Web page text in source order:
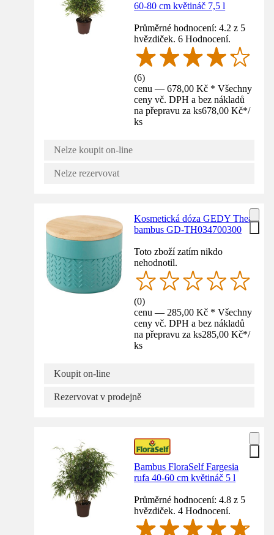
60-80 cm květináč 7,5 l
Průměrné hodnocení: 4.2 z 5
hvězdiček. 6 Hodnocení.
(6)
cenu — 678,00 Kč * Všechny
ceny vč. DPH a bez nákladů
na přepravu za ks678,00 Kč*/
ks
Nelze koupit on-line
Nelze rezervovat
Kosmetická dóza GEDY Thea
bambus GD-TH034700300
Toto zboží zatím nikdo
nehodnotil.
(0)
cenu — 285,00 Kč * Všechny
ceny vč. DPH a bez nákladů
na přepravu za ks285,00 Kč*/
ks
Koupit on-line
Rezervovat v prodejně
Bambus FloraSelf Fargesia
rufa 40-60 cm květináč 5 l
Průměrné hodnocení: 4.8 z 5
hvězdiček. 4 Hodnocení.